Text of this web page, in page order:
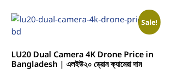
Sale!
LU20 Dual Camera 4K Drone Price in
Bangladesh | এলইউ২০ ড্রোন ক্যামেরা দাম